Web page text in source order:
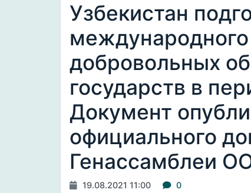
Узбекистан
добровольных
государств в
Документ
официального
Генассамблеи
19.08.2021 11:00 0